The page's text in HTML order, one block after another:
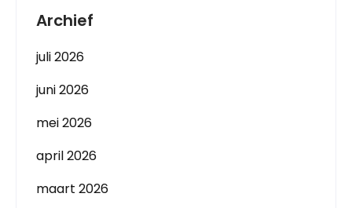
Archief
juli 2026
juni 2026
mei 2026
april 2026
maart 2026